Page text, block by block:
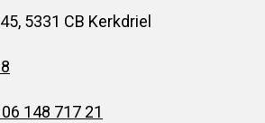
5331 CB Kerkdriel
148 717 21